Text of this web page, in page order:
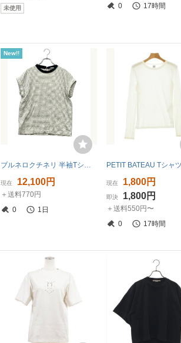
未使用
0
17時間
New!!
現在 12,100円
＋送料770円
0
1日
現在 1,800円
即決 1,800円
＋送料550円〜
0
17時間